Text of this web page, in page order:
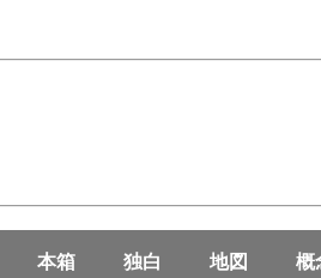
本箱 独白 地図 概